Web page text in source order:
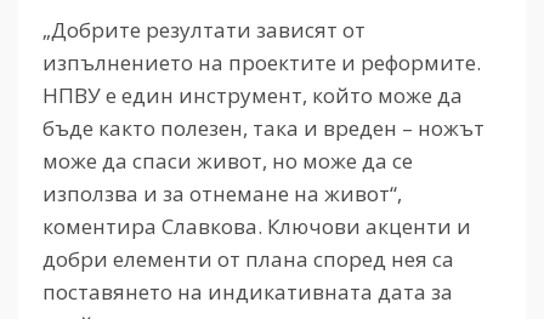
„Добрите резултати зависят от
изпълнението на проектите и реформите.
НПВУ е един инструмент, който може да
бъде както полезен, така и вреден – ножът
може да спаси живот, но може да се
използва и за отнемане на живот“,
коментира Славкова. Ключови акценти и
добри елементи от плана според нея са
поставянето на индикативната дата за